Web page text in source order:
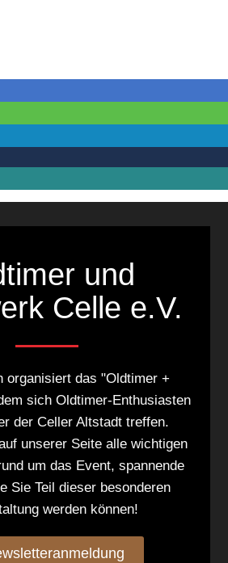
und
Celle e.V.
organisiert das "Oldtimer +
sich Oldtimer-Enthusiasten
der Celler Altstadt treffen.
unserer Seite alle wichtigen
um das Event, spannende
Sie Teil dieser besonderen
werden können!